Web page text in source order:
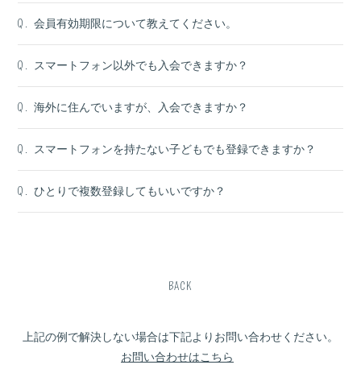
Q. 会員有効期限について教えてください。
Q. スマートフォン以外でも入会できますか？
Q. 海外に住んでいますが、入会できますか？
Q. スマートフォンを持たない子どもでも登録できますか？
Q. ひとりで複数登録してもいいですか？
BACK
上記の例で解決しない場合は下記よりお問い合わせください。
お問い合わせはこちら